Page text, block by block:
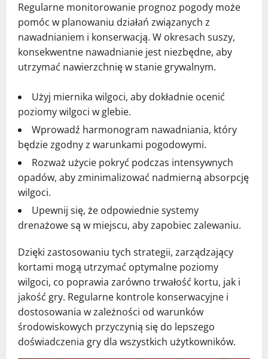
Regularne monitorowanie prognoz pogody może
pomóc w planowaniu działań związanych z
nawadnianiem i konserwacją. W okresach suszy,
konsekwentne nawadnianie jest niezbędne, aby
utrzymać nawierzchnię w stanie grywalnym.
Użyj miernika wilgoci, aby dokładnie ocenić
poziomy wilgoci w glebie.
Wprowadź harmonogram nawadniania, który
będzie zgodny z warunkami pogodowymi.
Rozważ użycie pokryć podczas intensywnych
opadów, aby zminimalizować nadmierną absorpcję
wilgoci.
Upewnij się, że odpowiednie systemy
drenażowe są w miejscu, aby zapobiec zalewaniu.
Dzięki zastosowaniu tych strategii, zarządzający
kortami mogą utrzymać optymalne poziomy
wilgoci, co poprawia zarówno trwałość kortu, jak i
jakość gry. Regularne kontrole konserwacyjne i
dostosowania w zależności od warunków
środowiskowych przyczynią się do lepszego
doświadczenia gry dla wszystkich użytkowników.